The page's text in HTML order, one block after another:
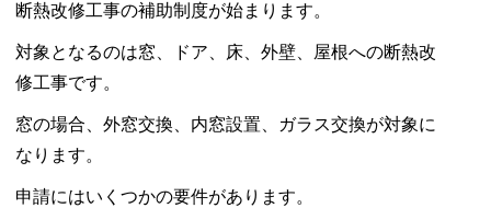
気
密
違
戸
断熱改修工事の補助制度が始まります。
対象となるのは窓、ドア、床、外壁、屋根への断熱改
修工事です。
窓の場合、外窓交換、内窓設置、ガラス交換が対象に
なります。
申請にはいくつかの要件があります。